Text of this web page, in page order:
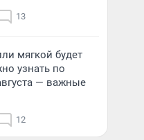
13
мягкой будет
узнать по
— важные
12